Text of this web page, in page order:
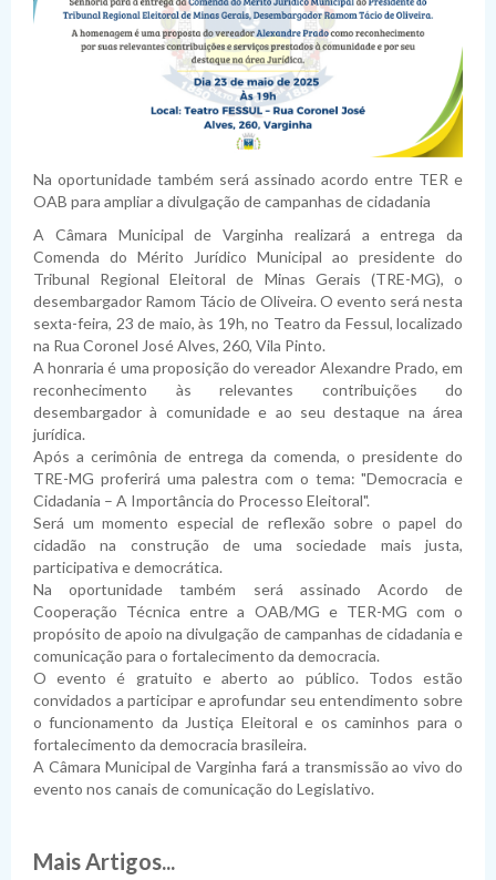
Na oportunidade também será assinado acordo entre TER e
OAB para ampliar a divulgação de campanhas de cidadania
A Câmara Municipal de Varginha realizará a entrega da
Comenda do Mérito Jurídico Municipal ao presidente do
Tribunal Regional Eleitoral de Minas Gerais (TRE-MG), o
desembargador Ramom Tácio de Oliveira. O evento será nesta
sexta-feira, 23 de maio, às 19h, no Teatro da Fessul, localizado
na Rua Coronel José Alves, 260, Vila Pinto.
A honraria é uma proposição do vereador Alexandre Prado, em
reconhecimento às relevantes contribuições do
desembargador à comunidade e ao seu destaque na área
jurídica.
Após a cerimônia de entrega da comenda, o presidente do
TRE-MG proferirá uma palestra com o tema: "Democracia e
Cidadania – A Importância do Processo Eleitoral".
Será um momento especial de reflexão sobre o papel do
cidadão na construção de uma sociedade mais justa,
participativa e democrática.
Na oportunidade também será assinado Acordo de
Cooperação Técnica entre a OAB/MG e TER-MG com o
propósito de apoio na divulgação de campanhas de cidadania e
comunicação para o fortalecimento da democracia.
O evento é gratuito e aberto ao público. Todos estão
convidados a participar e aprofundar seu entendimento sobre
o funcionamento da Justiça Eleitoral e os caminhos para o
fortalecimento da democracia brasileira.
A Câmara Municipal de Varginha fará a transmissão ao vivo do
evento nos canais de comunicação do Legislativo.
Mais Artigos...